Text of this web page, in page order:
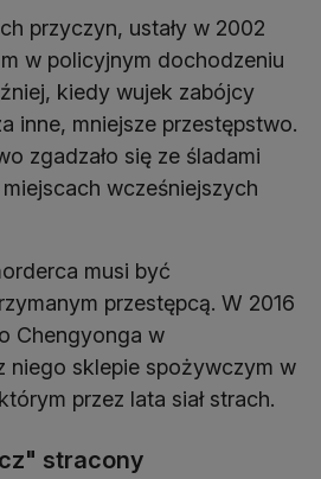
przyczyn, ustały w 2002
w policyjnym dochodzeniu
kiedy wujek zabójcy
inne, mniejsze przestępstwo.
zgadzało się ze śladami
wcześniejszych
musi być
przestępcą. W 2016
Chengyonga w
niego sklepie spożywczym w
przez lata siał strach.
stracony